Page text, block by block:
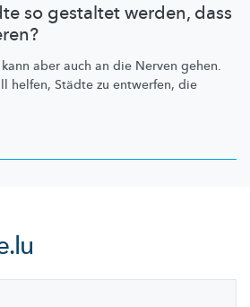
so gestaltet werden, dass
aber auch an die Nerven gehen.
helfen, Städte zu entwerfen, die